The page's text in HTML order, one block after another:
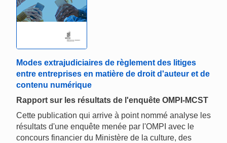
Modes extrajudiciaires de règlement des litiges
entre entreprises en matière de droit d'auteur et de
contenu numérique
Rapport sur les résultats de l'enquête OMPI-MCST
Cette publication qui arrive à point nommé analyse les
résultats d'une enquête menée par l'OMPI avec le
concours financier du Ministère de la culture, des